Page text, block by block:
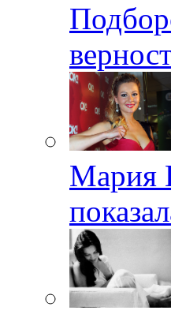
Мария